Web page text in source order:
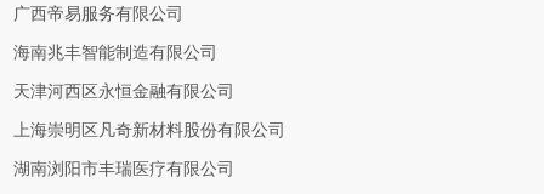
广西帝易服务有限公司
海南兆丰智能制造有限公司
天津河西区永恒金融有限公司
上海崇明区凡奇新材料股份有限公司
湖南浏阳市丰瑞医疗有限公司